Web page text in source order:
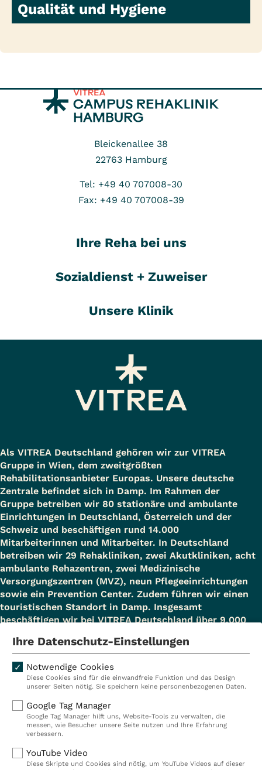
Qualität und Hygiene
Bleickenallee 38
22763 Hamburg
Tel: +49 40 707008-30
Fax: +49 40 707008-39
Ihre Reha bei uns
Sozialdienst + Zuweiser
Unsere Klinik
Als VITREA Deutschland gehören wir zur VITREA
Gruppe in Wien, dem zweitgrößten
Rehabilitationsanbieter Europas. Unsere deutsche
Zentrale befindet sich in Damp. Im Rahmen der
Gruppe betreiben wir 80 stationäre und ambulante
Einrichtungen in Deutschland, Österreich und der
Schweiz und beschäftigen rund 14.000
Mitarbeiterinnen und Mitarbeiter. In Deutschland
betreiben wir 29 Rehakliniken, zwei Akutkliniken, acht
ambulante Rehazentren, zwei Medizinische
Versorgungszentren (MVZ), neun Pflegeeinrichtungen
sowie ein Prevention Center. Zudem führen wir einen
touristischen Standort in Damp. Insgesamt
beschäftigen wir bei VITREA Deutschland über 9.000
Kliniken
Ambulant
Reha
Prävention
Karriere
VITREA Deutschland
Ihre Datenschutz-Einstellungen
Notwendige Cookies
Diese Cookies sind für die einwandfreie Funktion und das Design
unserer Seiten nötig. Sie speichern keine personenbezogenen Daten.
Google Tag Manager
Google Tag Manager hilft uns, Website-Tools zu verwalten, die
messen, wie Besucher unsere Seite nutzen und Ihre Erfahrung
verbessern.
YouTube Video
Diese Skripte und Cookies sind nötig, um YouTube Videos auf dieser